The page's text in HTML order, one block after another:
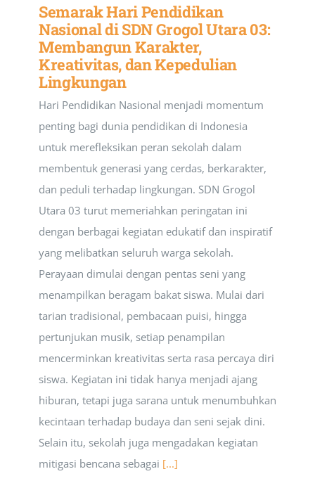
Semarak Hari Pendidikan
Nasional di SDN Grogol Utara 03:
Membangun Karakter,
Kreativitas, dan Kepedulian
Lingkungan
Hari Pendidikan Nasional menjadi momentum
penting bagi dunia pendidikan di Indonesia
untuk merefleksikan peran sekolah dalam
membentuk generasi yang cerdas, berkarakter,
dan peduli terhadap lingkungan. SDN Grogol
Utara 03 turut memeriahkan peringatan ini
dengan berbagai kegiatan edukatif dan inspiratif
yang melibatkan seluruh warga sekolah.
Perayaan dimulai dengan pentas seni yang
menampilkan beragam bakat siswa. Mulai dari
tarian tradisional, pembacaan puisi, hingga
pertunjukan musik, setiap penampilan
mencerminkan kreativitas serta rasa percaya diri
siswa. Kegiatan ini tidak hanya menjadi ajang
hiburan, tetapi juga sarana untuk menumbuhkan
kecintaan terhadap budaya dan seni sejak dini.
Selain itu, sekolah juga mengadakan kegiatan
mitigasi bencana sebagai [...]